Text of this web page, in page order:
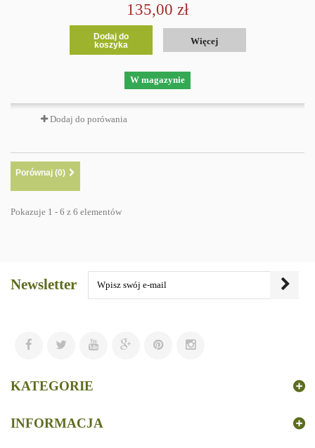
135,00 zł
Dodaj do
koszyka
Więcej
W magazynie
Dodaj do porówania
Porównaj (0)
Pokazuje 1 - 6 z 6 elementów
Newsletter
KATEGORIE
INFORMACJA